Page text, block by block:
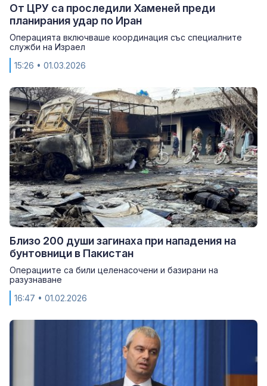
От ЦРУ са проследили Хаменей преди
планирания удар по Иран
Операцията включваше координация със специалните
служби на Израел
15:26 • 01.03.2026
Близо 200 души загинаха при нападения на
бунтовници в Пакистан
Операциите са били целенасочени и базирани на
разузнаване
16:47 • 01.02.2026